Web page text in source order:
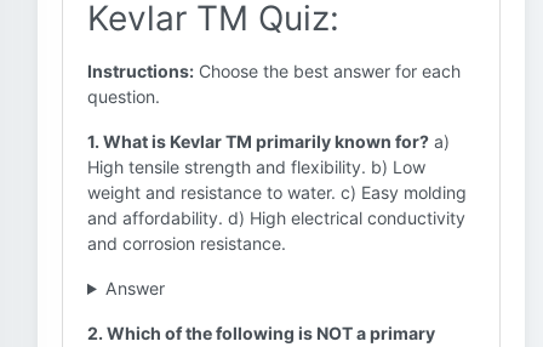
Kevlar TM Quiz:
Instructions: Choose the best answer for each
question.
1. What is Kevlar TM primarily known for? a)
High tensile strength and flexibility. b) Low
weight and resistance to water. c) Easy molding
and affordability. d) High electrical conductivity
and corrosion resistance.
Answer
2. Which of the following is NOT a primary